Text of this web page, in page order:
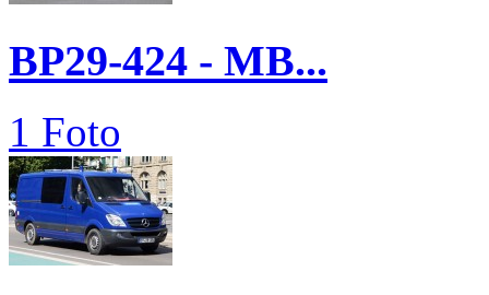
BP29-424 - MB...
1 Foto